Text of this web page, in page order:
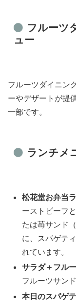
フルーツ
ュー
フルーツダイニン
ーやデザートが提
一部です。
ランチメ
松花堂お弁当
ーストビーフ
たは苺サンド
に、スパゲテ
れています。
サラダ＋フル
フルーツサン
本日のスパゲ